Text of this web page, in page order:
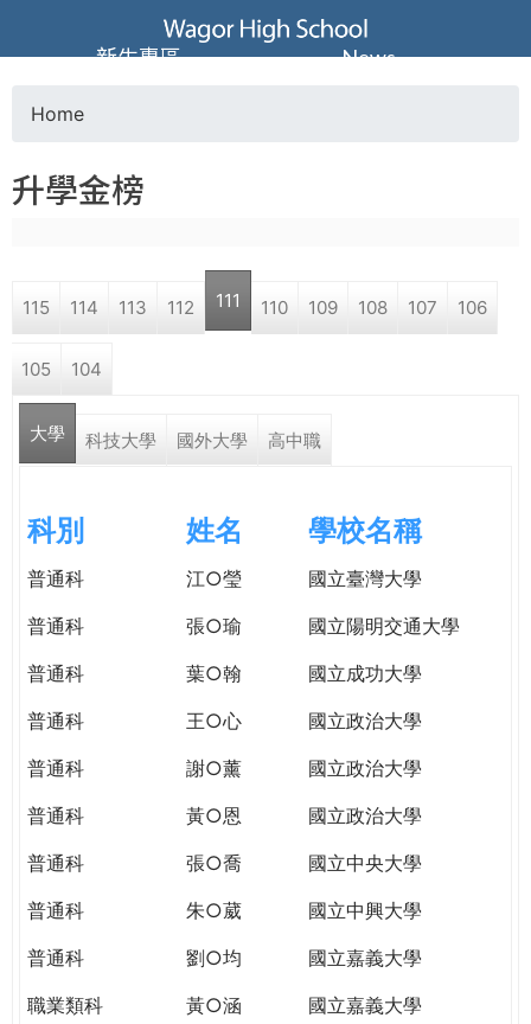
Jump to navigation
葳
格
高
學
格。
WAGOR
o
a
r
e
e
r
e
Home
升學金榜
115 114 113 112 111 110 109 108 107 106
105 104
大學 科技大學 國外大學 高中職
科別 姓名 學校名稱
普通科 江○瑩
國立臺灣大學
普通科
張○瑜
國立陽明交通大學
普通科
葉○翰
國立成功大學
普通科
王○心
國立政治大學
普通科
謝○薰
國立政治大學
普通科
黃○恩
國立政治大學
普通科
張○喬
國立中央大學
普通科
朱○葳
國立中興大學
普通科
劉○均
國立嘉義大學
職業類科
黃○涵
國立嘉義大學
新生專區 News